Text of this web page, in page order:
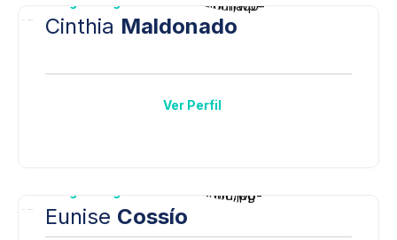
Cinthia Maldonado
Ver Perfil
Eunise Cossío